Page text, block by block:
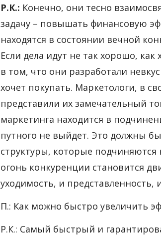
Р.К.: Конечно, они тесно
задачу – повышать финансовую
находятся в состоянии вечной
Если дела идут не так хорошо,
в том, что они разработали
хочет покупать. Маркетологи, в
представили их замечательный
маркетинга находится в
путного не выйдет. Это должны
структуры, которые
огонь конкуренции становится
уходимость, и
П.: Как можно быстро увеличить
Р.К.: Самый быстрый и